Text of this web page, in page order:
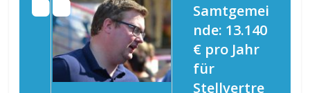
Samtgemei
nde: 13.140
€ pro Jahr
für
Stellvertre